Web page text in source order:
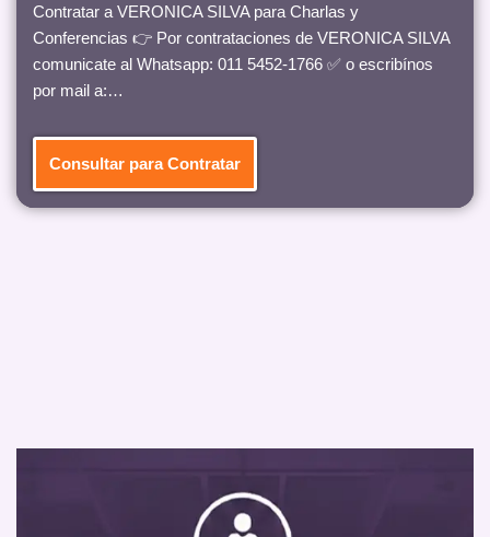
Contratar a VERONICA SILVA para Charlas y
Conferencias 👉 Por contrataciones de VERONICA SILVA
comunicate al Whatsapp: 011 5452-1766 ✅ o escribínos
por mail a:…
Consultar para Contratar